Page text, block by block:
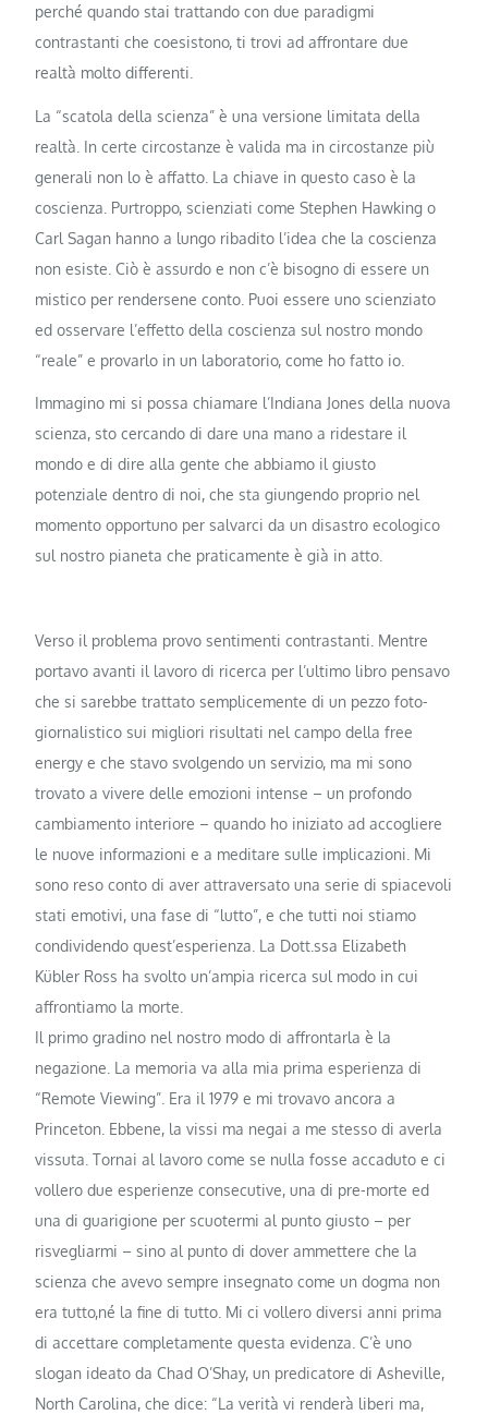
perché quando stai trattando con due paradigmi
contrastanti che coesistono, ti trovi ad affrontare due
realtà molto differenti.
La “scatola della scienza” è una versione limitata della
realtà. In certe circostanze è valida ma in circostanze più
generali non lo è affatto. La chiave in questo caso è la
coscienza. Purtroppo, scienziati come Stephen Hawking o
Carl Sagan hanno a lungo ribadito l’idea che la coscienza
non esiste. Ciò è assurdo e non c’è bisogno di essere un
mistico per rendersene conto. Puoi essere uno scienziato
ed osservare l’effetto della coscienza sul nostro mondo
“reale” e provarlo in un laboratorio, come ho fatto io.
Immagino mi si possa chiamare l’Indiana Jones della nuova
scienza, sto cercando di dare una mano a ridestare il
mondo e di dire alla gente che abbiamo il giusto
potenziale dentro di noi, che sta giungendo proprio nel
momento opportuno per salvarci da un disastro ecologico
sul nostro pianeta che praticamente è già in atto.
Verso il problema provo sentimenti contrastanti. Mentre
portavo avanti il lavoro di ricerca per l’ultimo libro pensavo
che si sarebbe trattato semplicemente di un pezzo foto-
giornalistico sui migliori risultati nel campo della free
energy e che stavo svolgendo un servizio, ma mi sono
trovato a vivere delle emozioni intense – un profondo
cambiamento interiore – quando ho iniziato ad accogliere
le nuove informazioni e a meditare sulle implicazioni. Mi
sono reso conto di aver attraversato una serie di spiacevoli
stati emotivi, una fase di “lutto”, e che tutti noi stiamo
condividendo quest’esperienza. La Dott.ssa Elizabeth
Kübler Ross ha svolto un’ampia ricerca sul modo in cui
affrontiamo la morte.
Il primo gradino nel nostro modo di affrontarla è la
negazione. La memoria va alla mia prima esperienza di
“Remote Viewing”. Era il 1979 e mi trovavo ancora a
Princeton. Ebbene, la vissi ma negai a me stesso di averla
vissuta. Tornai al lavoro come se nulla fosse accaduto e ci
vollero due esperienze consecutive, una di pre-morte ed
una di guarigione per scuotermi al punto giusto – per
risvegliarmi – sino al punto di dover ammettere che la
scienza che avevo sempre insegnato come un dogma non
era tutto,né la fine di tutto. Mi ci vollero diversi anni prima
di accettare completamente questa evidenza. C’è uno
slogan ideato da Chad O’Shay, un predicatore di Asheville,
North Carolina, che dice: “La verità vi renderà liberi ma,